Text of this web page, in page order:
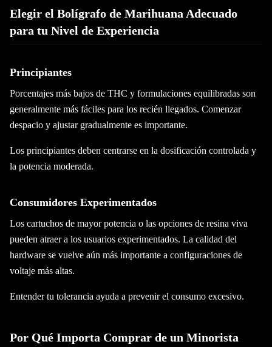
Elegir el Bolígrafo de Marihuana Adecuado
para tu Nivel de Experiencia
Principiantes
Porcentajes más bajos de THC y formulaciones equilibradas son
generalmente más fáciles para los recién llegados. Comenzar
despacio y ajustar gradualmente es importante.
Los principiantes deben centrarse en la dosificación controlada y
la potencia moderada.
Consumidores Experimentados
Los cartuchos de mayor potencia o las opciones de resina viva
pueden atraer a los usuarios experimentados. La calidad del
hardware se vuelve aún más importante a configuraciones de
voltaje más altas.
Entender tu tolerancia ayuda a prevenir el consumo excesivo.
Por Qué Importa Comprar de un Minorista